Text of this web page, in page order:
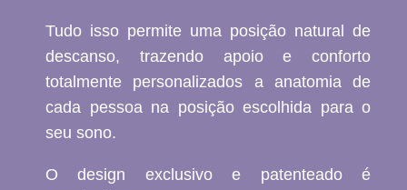
Tudo isso permite uma posição natural de
descanso, trazendo apoio e conforto
totalmente personalizados a anatomia de
cada pessoa na posição escolhida para o
seu sono.
O design exclusivo e patenteado é